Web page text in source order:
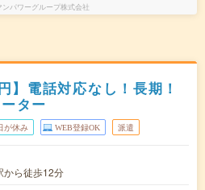
ンパワーグループ株式会社
】電話対応なし！長期！
ター
が休み WEB登録OK 派遣
から徒歩12分